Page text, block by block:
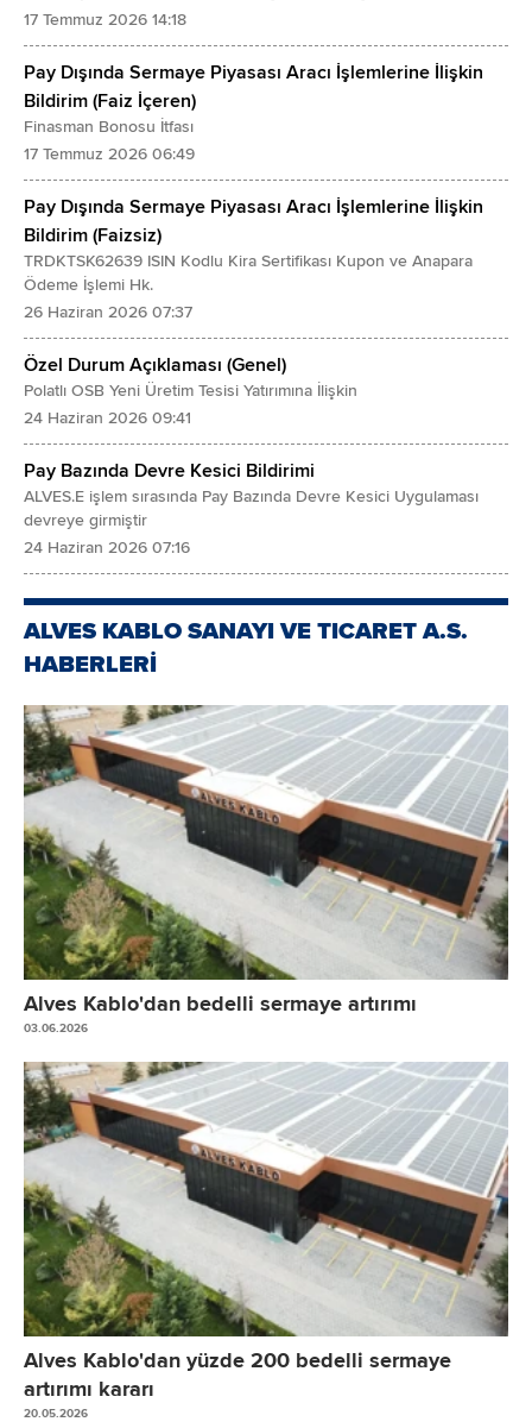
17 Temmuz 2026 14:18
Pay Dışında Sermaye Piyasası Aracı İşlemlerine İlişkin
Bildirim (Faiz İçeren)
Finasman Bonosu İtfası
17 Temmuz 2026 06:49
Pay Dışında Sermaye Piyasası Aracı İşlemlerine İlişkin
Bildirim (Faizsiz)
TRDKTSK62639 ISIN Kodlu Kira Sertifikası Kupon ve Anapara
Ödeme İşlemi Hk.
26 Haziran 2026 07:37
Özel Durum Açıklaması (Genel)
Polatlı OSB Yeni Üretim Tesisi Yatırımına İlişkin
24 Haziran 2026 09:41
Pay Bazında Devre Kesici Bildirimi
ALVES.E işlem sırasında Pay Bazında Devre Kesici Uygulaması
devreye girmiştir
24 Haziran 2026 07:16
ALVES KABLO SANAYI VE TICARET A.S.
HABERLERİ
Alves Kablo'dan bedelli sermaye artırımı
03.06.2026
Alves Kablo'dan yüzde 200 bedelli sermaye
artırımı kararı
20.05.2026